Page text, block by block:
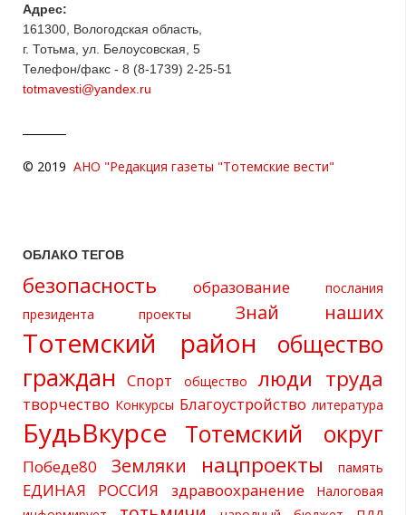
Адрес:
161300, Вологодская область,
г. Тотьма, ул. Белоусовская, 5
Телефон/факс - 8 (8-1739) 2-25-51
totmavesti@yandex.ru
© 2019 АНО "Редакция газеты "Тотемские вести"
ОБЛАКО ТЕГОВ
безопасность образование
послания
президента
проекты Знай наших
Тотемский район
общество
граждан
Спорт общество люди труда
творчество Конкурсы Благоустройство литература
БудьВкурсе Тотемский округ
Победе80 Земляки нацпроекты память
ЕДИНАЯ РОССИЯ здравоохранение
Налоговая